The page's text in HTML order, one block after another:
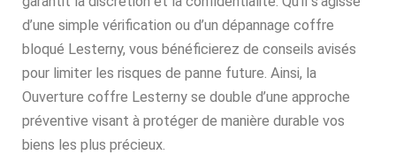
d’une simple vérification ou d’un dépannage coffre
bloqué Lesterny, vous bénéficierez de conseils avisés
pour limiter les risques de panne future. Ainsi, la
Ouverture coffre Lesterny se double d’une approche
préventive visant à protéger de manière durable vos
biens les plus précieux.